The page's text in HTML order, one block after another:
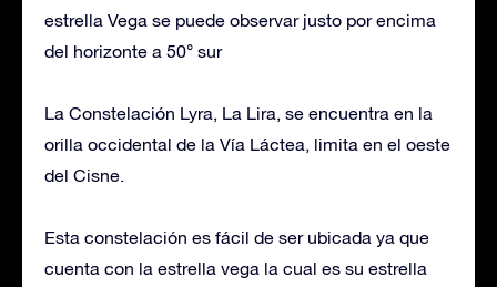
estrella Vega se puede observar justo por encima
del horizonte a 50° sur
La Constelación Lyra, La Lira, se encuentra en la
orilla occidental de la Vía Láctea, limita en el oeste
del Cisne.
Esta constelación es fácil de ser ubicada ya que
cuenta con la estrella vega la cual es su estrella